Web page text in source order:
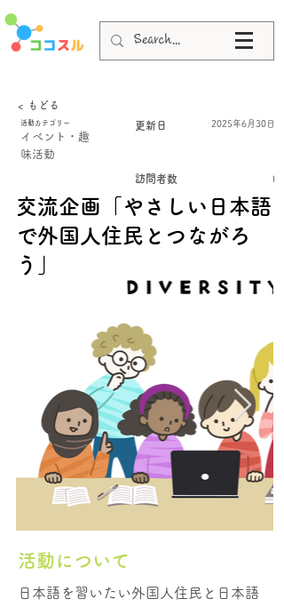
< もどる
活動カテゴリー
イベント・趣
味活動
更新日 2025年6月30日
訪問者数 I
交流企画「やさしい日本語
で外国人住民とつながろ
う」
活動について
日本語を習いたい外国人住民と日本語